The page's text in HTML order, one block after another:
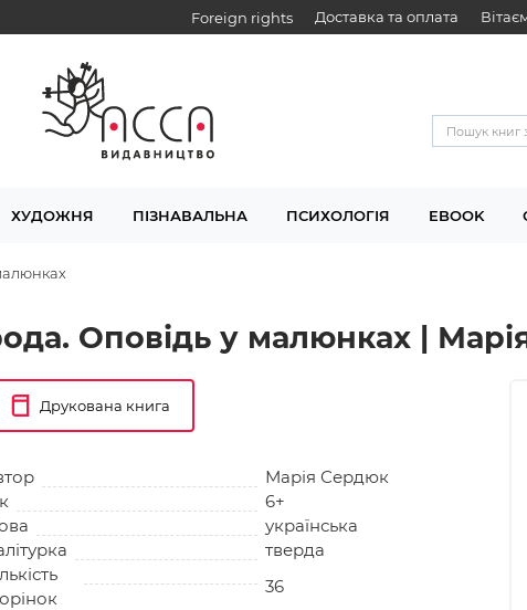
Foreign rights Доставка та оплата
ХУДОЖНЯ ПІЗНАВАЛЬНА ПСИХОЛОГІЯ EBOOK
Оповідь у малюнках |
Друкована книга
Марія Сердюк
6+
українська
тверда
36